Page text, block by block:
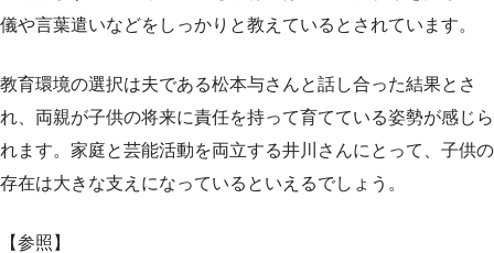
儀や言葉遣いなどをしっかりと教えているとされています。
教育環境の選択は夫である松本与さんと話し合った結果とさ
れ、両親が子供の将来に責任を持って育てている姿勢が感じら
れます。家庭と芸能活動を両立する井川さんにとって、子供の
存在は大きな支えになっているといえるでしょう。
【参照】